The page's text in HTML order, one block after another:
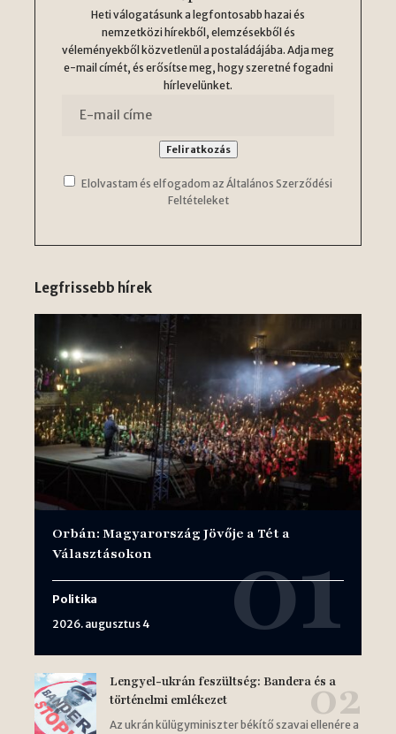
Heti válogatásunk a legfontosabb hazai és
nemzetközi hírekből, elemzésekből és
véleményekből közvetlenül a postaládájába. Adja meg
e-mail címét, és erősítse meg, hogy szeretné fogadni
hírlevelünket.
Elolvastam és elfogadom az Általános Szerződési
Feltételeket
Legfrissebb hírek
Orbán: Magyarország Jövője a Tét a
Választásokon
Politika
2026. augusztus 4
Lengyel-ukrán feszültség: Bandera és a
történelmi emlékezet
Az ukrán külügyminiszter békítő szavai ellenére a